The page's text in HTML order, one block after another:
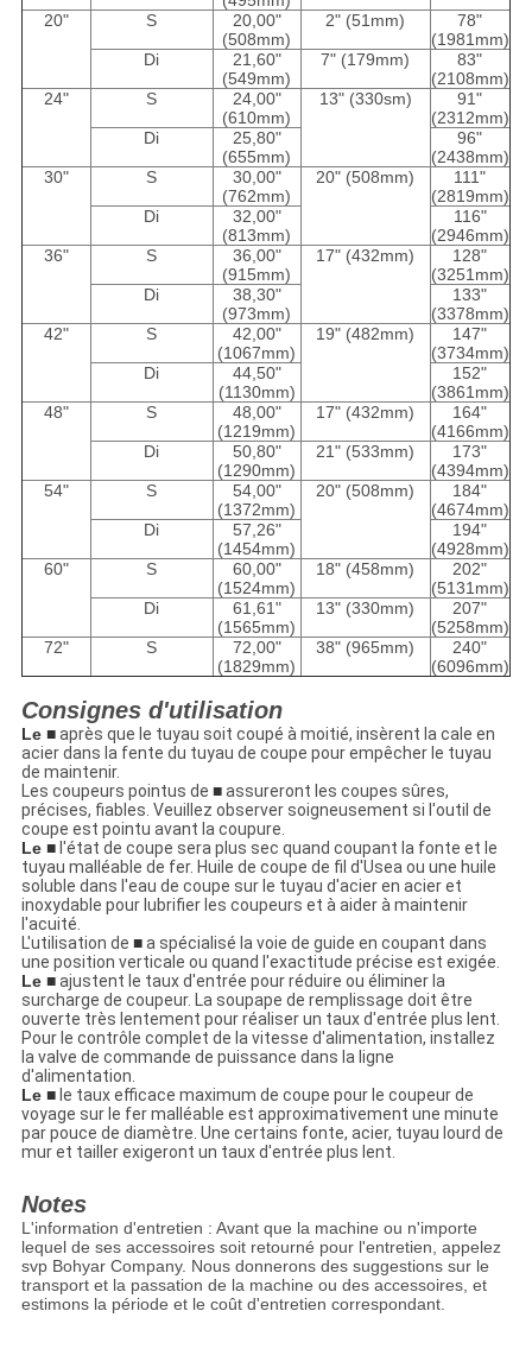
20"
S
20,00"
(508mm)
2" (51mm)
78"
(1981mm)
Di
21,60"
(549mm)
7" (179mm)
83"
(2108mm)
24"
S
24,00"
(610mm)
13" (330sm)
91"
(2312mm)
Di
25,80"
(655mm)
96"
(2438mm)
30"
S
30,00"
(762mm)
20" (508mm)
111"
(2819mm)
Di
32,00"
(813mm)
116"
(2946mm)
36"
S
36,00"
(915mm)
17" (432mm)
128"
(3251mm)
Di
38,30"
(973mm)
133"
(3378mm)
42"
S
42,00"
(1067mm)
19" (482mm)
147"
(3734mm)
Di
44,50"
(1130mm)
152"
(3861mm)
48"
S
48,00"
(1219mm)
17" (432mm)
164"
(4166mm)
Di
50,80"
(1290mm)
21" (533mm)
173"
(4394mm)
54"
S
54,00"
(1372mm)
20" (508mm)
184"
(4674mm)
Di
57,26"
(1454mm)
194"
(4928mm)
60"
S
60,00"
(1524mm)
18" (458mm)
202"
(5131mm)
Di
61,61"
(1565mm)
13" (330mm)
207"
(5258mm)
72"
S
72,00"
(1829mm)
38" (965mm)
240"
(6096mm)
Consignes d'utilisation
Le ■après que le tuyau soit coupé à moitié, insèrent la cale en
acier dans la fente du tuyau de coupe pour empêcher le tuyau
de maintenir.
Les coupeurs pointus de ■assureront les coupes sûres,
précises, fiables. Veuillez observer soigneusement si l'outil de
coupe est pointu avant la coupure.
Le ■l'état de coupe sera plus sec quand coupant la fonte et le
tuyau malléable de fer. Huile de coupe de fil d'Usea ou une huile
soluble dans l'eau de coupe sur le tuyau d'acier en acier et
inoxydable pour lubrifier les coupeurs et à aider à maintenir
l'acuité.
L'utilisation de ■a spécialisé la voie de guide en coupant dans
une position verticale ou quand l'exactitude précise est exigée.
Le ■ajustent le taux d'entrée pour réduire ou éliminer la
surcharge de coupeur. La soupape de remplissage doit être
ouverte très lentement pour réaliser un taux d'entrée plus lent.
Pour le contrôle complet de la vitesse d'alimentation, installez
la valve de commande de puissance dans la ligne
d'alimentation.
Le ■le taux efficace maximum de coupe pour le coupeur de
voyage sur le fer malléable est approximativement une minute
par pouce de diamètre. Une certains fonte, acier, tuyau lourd de
mur et tailler exigeront un taux d'entrée plus lent.
Notes
L'information d'entretien : Avant que la machine ou n'importe
lequel de ses accessoires soit retourné pour l'entretien, appelez
svp Bohyar Company. Nous donnerons des suggestions sur le
transport et la passation de la machine ou des accessoires, et
estimons la période et le coût d'entretien correspondant.